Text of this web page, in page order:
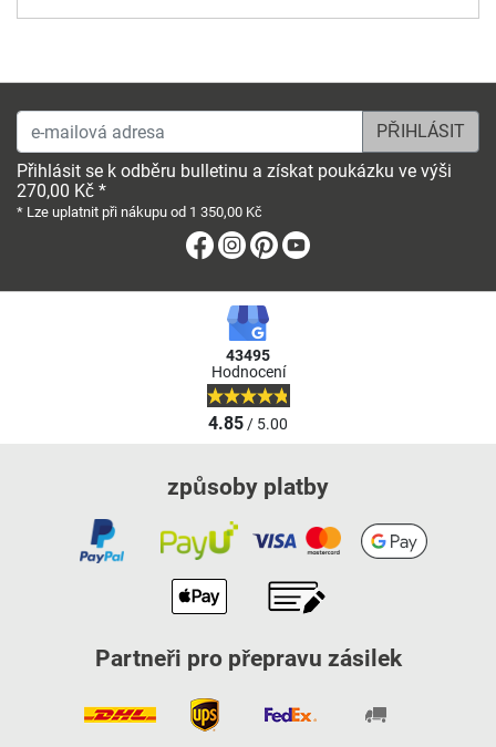
e-mailová adresa
Přihlásit se k odběru bulletinu a získat poukázku ve výši
270,00 Kč *
* Lze uplatnit při nákupu od 1 350,00 Kč
Facebook
Instagram
Pinterest
43495
Hodnocení
4.85/ 5.00
způsoby platby
Partneři pro přepravu zásilek